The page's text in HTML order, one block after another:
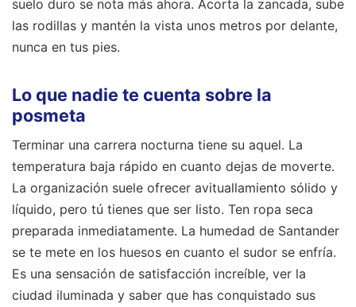
suelo duro se nota más ahora. Acorta la zancada, sube
las rodillas y mantén la vista unos metros por delante,
nunca en tus pies.
Lo que nadie te cuenta sobre la
posmeta
Terminar una carrera nocturna tiene su aquel. La
temperatura baja rápido en cuanto dejas de moverte.
La organización suele ofrecer avituallamiento sólido y
líquido, pero tú tienes que ser listo. Ten ropa seca
preparada inmediatamente. La humedad de Santander
se te mete en los huesos en cuanto el sudor se enfría.
Es una sensación de satisfacción increíble, ver la
ciudad iluminada y saber que has conquistado sus